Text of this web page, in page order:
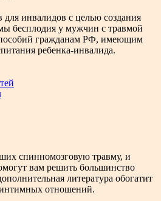
инвалидов с целью создания
бесплодия у мужчин с травмой
гражданам РФ, имеющим
ребенка-инвалида.
спинномозговую травму, и
вам решить большинство
литература обогатит
отношений.